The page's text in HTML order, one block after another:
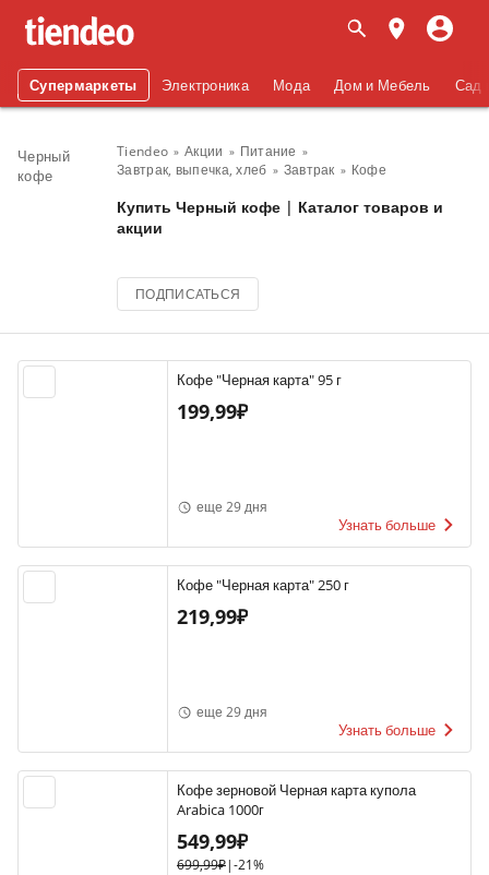
Супермаркеты Электроника Мода Дом и Мебель Сад
Черный
кофе
Tiendeo Акции
Питание
Завтрак, выпечка, хлеб
Завтрак Кофе
Купить Черный кофе | Каталог товаров и
акции
ПОДПИСАТЬСЯ
Кофе "Черная карта" 95 г
199,99₽
еще 29 дня
Узнать больше
Кофе "Черная карта" 250 г
219,99₽
еще 29 дня
Узнать больше
Кофе зерновой Черная карта купола
Arabica 1000г
549,99₽
699,99₽|-21%